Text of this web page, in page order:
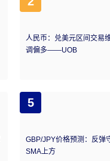
人民币：兑美元区间交易
调偏多——UOB
5
GBP/JPY价格预测：反弹
SMA上方